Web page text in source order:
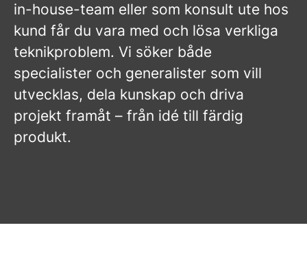
in-house-team eller som konsult ute hos
kund får du vara med och lösa verkliga
teknikproblem. Vi söker både
specialister och generalister som vill
utvecklas, dela kunskap och driva
projekt framåt – från idé till färdig
produkt.